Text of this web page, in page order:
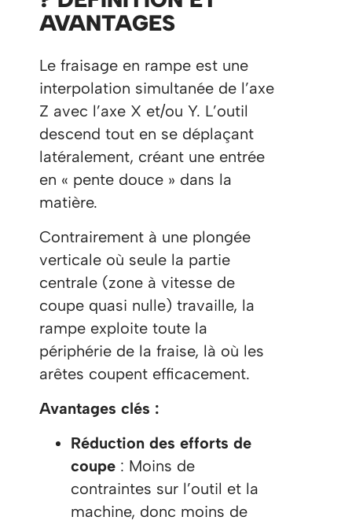
AVANTAGES
Le fraisage en rampe est une
interpolation simultanée de l’axe
Z avec l’axe X et/ou Y. L’outil
descend tout en se déplaçant
latéralement, créant une entrée
en « pente douce » dans la
matière.
Contrairement à une plongée
verticale où seule la partie
centrale (zone à vitesse de
coupe quasi nulle) travaille, la
rampe exploite toute la
périphérie de la fraise, là où les
arêtes coupent efficacement.
Avantages clés :
Réduction des efforts de
coupe : Moins de
contraintes sur l’outil et la
machine, donc moins de